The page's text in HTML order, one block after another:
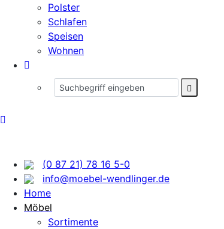
Polster
Schlafen
Speisen
Wohnen
(0 87 21) 78 16 5-0
info@moebel-wendlinger.de
Home
Möbel
Sortimente